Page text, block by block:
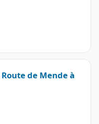
de Mende à